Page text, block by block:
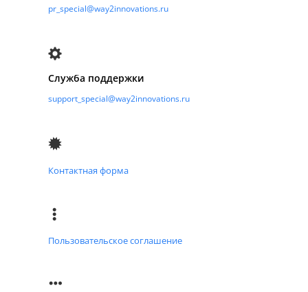
pr_special@way2innovations.ru
Служба поддержки
support_special@way2innovations.ru
Контактная форма
Пользовательское соглашение